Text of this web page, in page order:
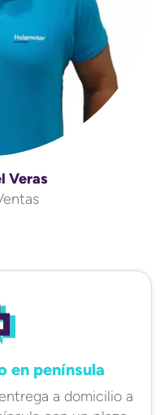
Veras
en península
a domicilio a